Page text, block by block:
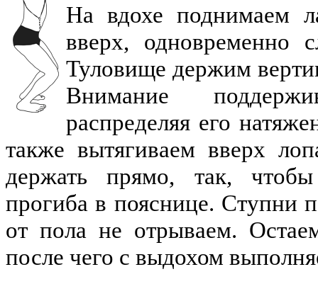
На вдохе поднимаем
вверх, одновременно
Туловище держим
Внимание
распределяя его
также вытягиваем вверх
держать прямо, так,
прогиба в пояснице. Ступни
от пола не отрываем.
после чего с выдохом